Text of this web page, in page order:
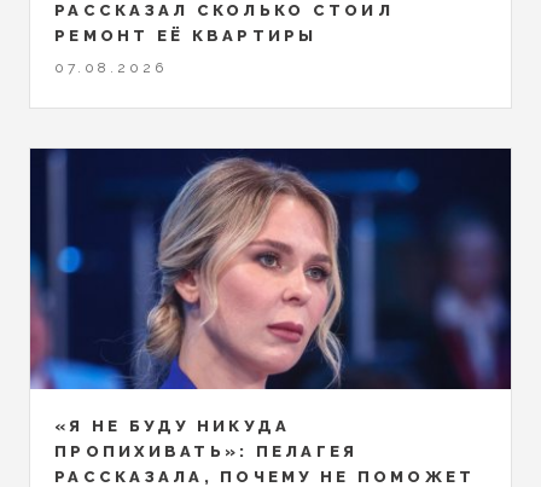
РАССКАЗАЛ СКОЛЬКО СТОИЛ
РЕМОНТ ЕЁ КВАРТИРЫ
07.08.2026
«Я НЕ БУДУ НИКУДА
ПРОПИХИВАТЬ»: ПЕЛАГЕЯ
РАССКАЗАЛА, ПОЧЕМУ НЕ ПОМОЖЕТ